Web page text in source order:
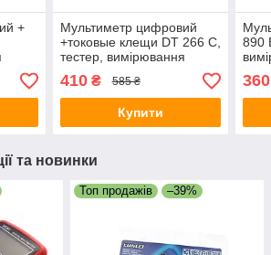
+
Мультиметр цифровий
+токовые клещи DT 266 С,
тестер, вимірювання
продзвінка
410₴ 585 ₴
Купити
890
360
та новинки
Топ продажів –39%